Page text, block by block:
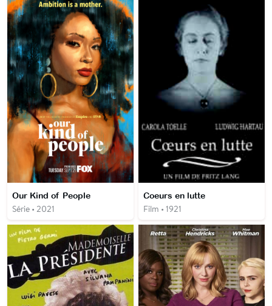
Our Kind of People
Série • 2021
Coeurs en lutte
Film • 1921